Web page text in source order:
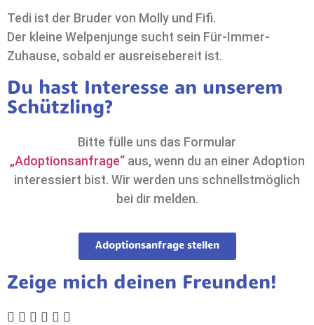
Tedi ist der Bruder von Molly und Fifi.
Der kleine Welpenjunge sucht sein Für-Immer-
Zuhause, sobald er ausreisebereit ist.
Du hast Interesse an unserem
Schützling?
Bitte fülle uns das Formular
„Adoptionsanfrage“aus, wenn du an einer Adoption
interessiert bist. Wir werden uns schnellstmöglich
bei dir melden.
Adoptionsanfrage stellen
Zeige mich deinen Freunden!